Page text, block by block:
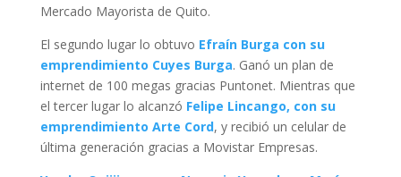
Mercado Mayorista de Quito.
El segundo lugar lo obtuvo Efraín Burga con su
emprendimiento Cuyes Burga. Ganó un plan de
internet de 100 megas gracias Puntonet. Mientras que
el tercer lugar lo alcanzó Felipe Lincango, con su
emprendimiento Arte Cord, y recibió un celular de
última generación gracias a Movistar Empresas.